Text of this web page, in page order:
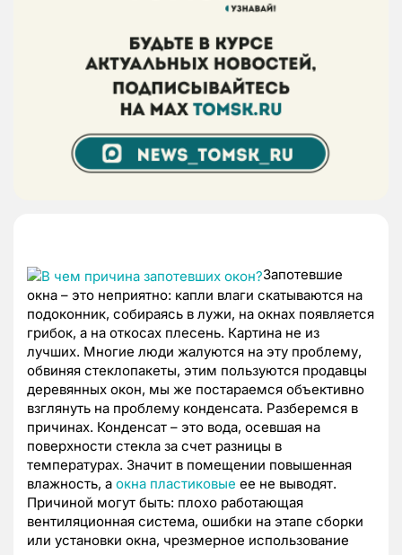
Запотевшие
окна – это неприятно: капли влаги скатываются на
подоконник, собираясь в лужи, на окнах появляется
грибок, а на откосах плесень. Картина не из
лучших. Многие люди жалуются на эту проблему,
обвиняя стеклопакеты, этим пользуются продавцы
деревянных окон, мы же постараемся объективно
взглянуть на проблему конденсата. Разберемся в
причинах. Конденсат – это вода, осевшая на
поверхности стекла за счет разницы в
температурах. Значит в помещении повышенная
влажность, а окна пластиковые ее не выводят.
Причиной могут быть: плохо работающая
вентиляционная система, ошибки на этапе сборки
или установки окна, чрезмерное использование